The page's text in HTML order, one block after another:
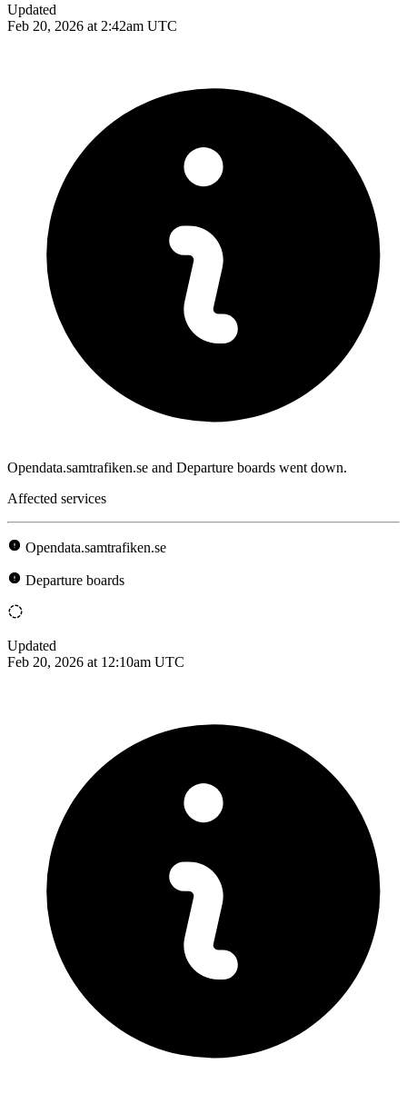
Updated
Feb 20, 2026 at 2:42am UTC
Opendata.samtrafiken.se and Departure boards went down.
Affected services
Opendata.samtrafiken.se
Departure boards
Updated
Feb 20, 2026 at 12:10am UTC